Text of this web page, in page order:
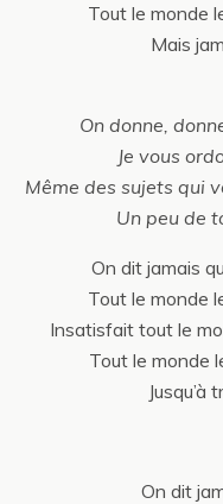
Tout le monde
Mais
On donne,
Je vous
Même des sujets qui
Un peu de
On dit jamais
Tout le monde
Insatisfait tout le
Tout le monde
On dit